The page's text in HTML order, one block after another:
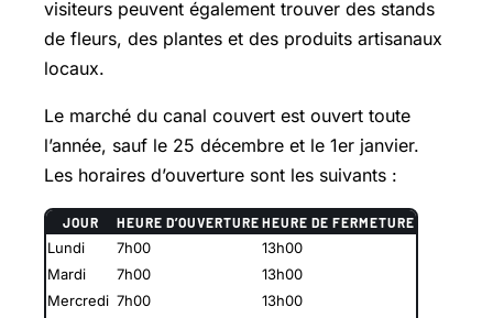
visiteurs peuvent également trouver des stands
de fleurs, des plantes et des produits artisanaux
locaux.
Le marché du canal couvert est ouvert toute
l’année, sauf le 25 décembre et le 1er janvier.
Les horaires d’ouverture sont les suivants :
JOUR HEURE D’OUVERTURE HEURE DE FERMETURE
Lundi 7h00
13h00
Mardi
7h00
13h00
Mercredi 7h00
13h00